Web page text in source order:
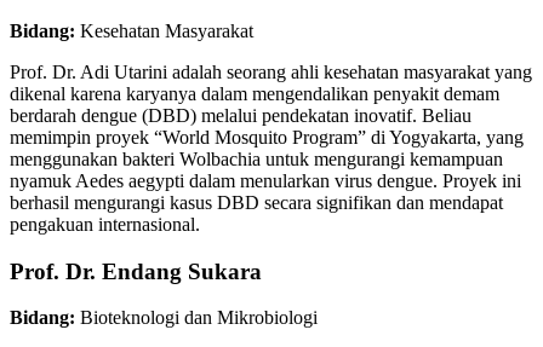
Bidang: Kesehatan Masyarakat
Prof. Dr. Adi Utarini adalah seorang ahli kesehatan masyarakat yang
dikenal karena karyanya dalam mengendalikan penyakit demam
berdarah dengue (DBD) melalui pendekatan inovatif. Beliau
memimpin proyek “World Mosquito Program” di Yogyakarta, yang
menggunakan bakteri Wolbachia untuk mengurangi kemampuan
nyamuk Aedes aegypti dalam menularkan virus dengue. Proyek ini
berhasil mengurangi kasus DBD secara signifikan dan mendapat
pengakuan internasional.
Prof. Dr. Endang Sukara
Bidang: Bioteknologi dan Mikrobiologi